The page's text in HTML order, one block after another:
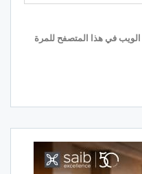
الويب في هذا المتصفح للمرة